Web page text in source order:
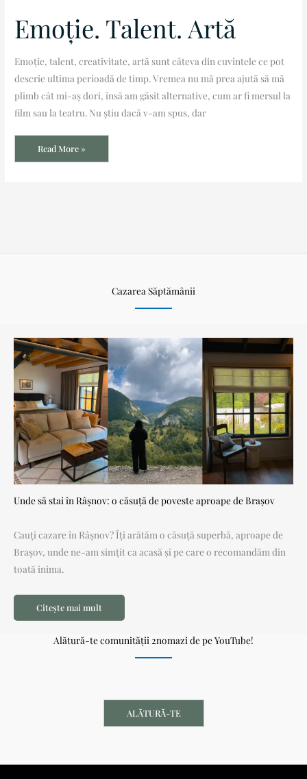
Emoție. Talent. Artă
Emoție, talent, creativitate, artă sunt câteva din cuvintele ce pot
descrie ultima perioadă de timp. Vremea nu mă prea ajută să mă
plimb cât mi-aș dori, însă am găsit alternative, cum ar fi mersul la
film sau la teatru. Nu știu dacă v-am spus, dar
Read More »
Cazarea Săptămânii
Unde să stai în Râșnov: o căsuță de poveste aproape de Brașov
Cauți cazare în Râșnov? Îți arătăm o căsuță superbă, aproape de
Brașov, unde ne-am simțit ca acasă și pe care o recomandăm din
toată inima.
Citește mai mult
Alătură-te comunității 2nomazi de pe YouTube!
ALĂTURĂ-TE